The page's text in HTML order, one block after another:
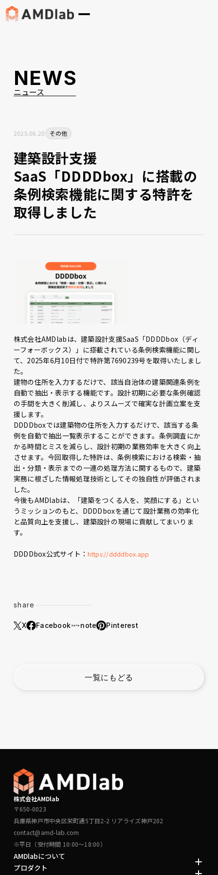
NEWS
ニュース
share
X Facebook note Pinterest
2025.06.20 その他
建築設計支援
SaaS「DDDDbox」に搭載の
条例検索機能に関する特許を
取得しました
株式会社AMDlabは、建築設計支援SaaS「DDDDbox（ディ
ーフォーボックス）」に搭載されている条例検索機能に関し
て、2025年6月10日付で特許第7690239号を取得いたしまし
た。
建物の住所を入力するだけで、該当自治体の建築関連条例を
自動で抽出・表示する機能です。設計初期に必要な条例確認
の手間を大きく削減し、よりスムーズで確実な計画立案を支
援します。
DDDDboxでは建築物の住所を入力するだけで、該当する条
例を自動で抽出一覧表示することができます。条例調査にか
かる時間とミスを減らし、設計初期の業務効率を大きく向上
させます。今回取得した特許は、条例検索における検索・抽
出・分類・表示までの一連の処理方法に関するもので、建築
実務に根ざした情報処理技術としてその独自性が評価されま
した。
今後もAMDlabは、「建築をつくる人を、笑顔にする」とい
うミッションのもと、DDDDboxを通じて設計業務の効率化
と品質向上を支援し、建築設計の現場に貢献してまいりま
す。
DDDDbox公式サイト：https://ddddbox.app
一覧にもどる
株式会社AMDlab
〒650-0023
兵庫県神戸市中央区栄町通5丁目2-2 リアライズ神戸202
contact@amd-lab.com
※平日（受付時間 10:00～18:00）
AMDlabについて
プロダクト